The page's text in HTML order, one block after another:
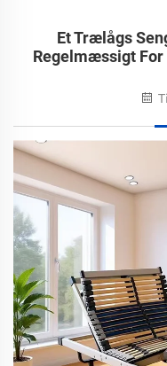
Et Trælågs
Regelmæssigt For